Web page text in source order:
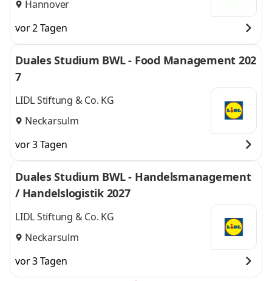
Hannover
vor 2 Tagen
Duales Studium BWL - Food Management 202
7
LIDL Stiftung & Co. KG
Neckarsulm
vor 3 Tagen
Duales Studium BWL - Handelsmanagement
/ Handelslogistik 2027
LIDL Stiftung & Co. KG
Neckarsulm
vor 3 Tagen